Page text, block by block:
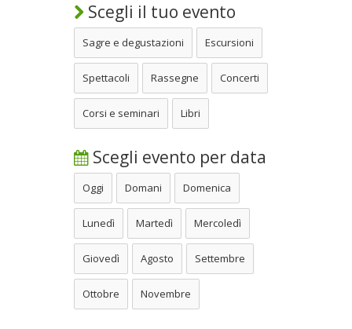
Scegli il tuo evento
Sagre e degustazioni Escursioni
Spettacoli Rassegne Concerti
Corsi e seminari Libri
Scegli evento per data
Oggi Domani Domenica
Lunedì Martedì Mercoledì
Giovedì Agosto Settembre
Ottobre Novembre